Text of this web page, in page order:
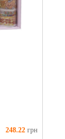
248.22 грн